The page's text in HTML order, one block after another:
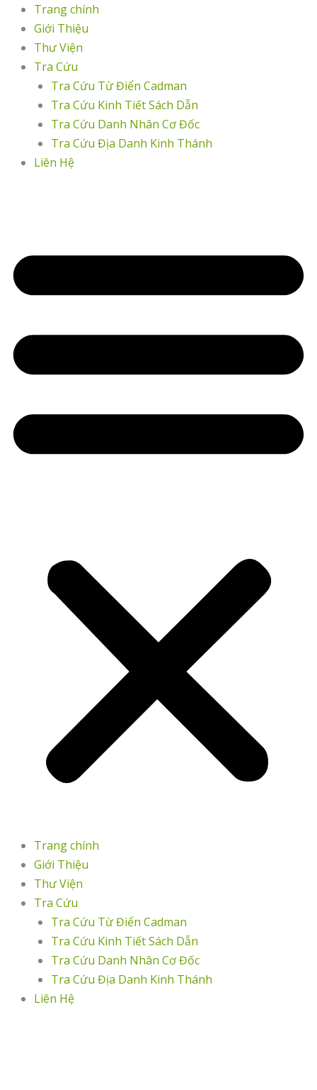
Nhảy
dung
Trang chính
Giới Thiệu
Thư Viện
Tra Cứu
Tra Cứu Từ Điển Cadman
Tra Cứu Kinh Tiết Sách Dẫn
Tra Cứu Danh Nhân Cơ Đốc
Tra Cứu Địa Danh Kinh Thánh
Liên Hệ
Trang chính
Giới Thiệu
Thư Viện
Tra Cứu
Tra Cứu Từ Điển Cadman
Tra Cứu Kinh Tiết Sách Dẫn
Tra Cứu Danh Nhân Cơ Đốc
Tra Cứu Địa Danh Kinh Thánh
Liên Hệ